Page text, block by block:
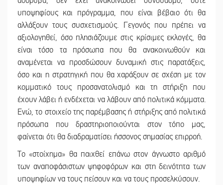
υποψηφίους και πρόγραμμα, που είναι βέβαιο ότι θα
αλλάξουν τους συσχετισμούς. Γεγονός που πρέπει να
αξιολογηθεί, όσο πλησιάζουμε στις κρίσιμες εκλογές, θα
είναι τόσο τα πρόσωπα που θα ανακοινωθούν και
αναμένεται να προσδώσουν δυναμική στις παρατάξεις,
όσο και η στρατηγική που θα χαράξουν σε σχέση με τον
κομματικό τους προσανατολισμό και τη στήριξη που
έχουν λάβει ή ενδέχεται να λάβουν από πολιτικά κόμματα.
Ενώ, το στοιχείο της παρέμβασης ή στήριξης από πολιτικά
πρόσωπα που δραστηριοποιούνται στον τόπο μας,
φαίνεται ότι θα διαδραματίσει ήσσονος σημασίας επιρροή.
Το «στοίχημα» θα παιχθεί επάνω στον άγνωστο αριθμό
των αναποφάσιστων ψηφοφόρων και στη δεινότητα των
υποψηφίων να τους πείσουν και να τους προσελκύσουν.